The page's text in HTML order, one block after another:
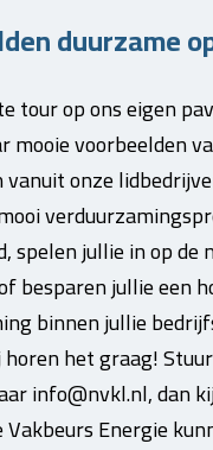
duurzame
tour op ons eigen
mooie voorbeelden
vanuit onze
spelen jullie in op de
besparen jullie een
binnen jullie
horen het graag!
info@nvkl.nl, dan
Vakbeurs Energie